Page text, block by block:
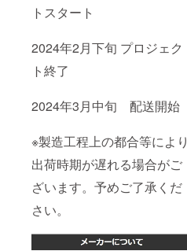
トスタート
2024年2月下旬 プロジェク
ト終了
2024年3月中旬 配送開始
※製造工程上の都合等により
出荷時期が遅れる場合がご
ざいます。予めご了承くだ
さい。